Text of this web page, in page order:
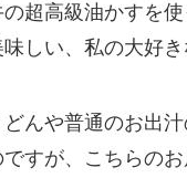
の超高級油かすを
しい、私の大好き
んや普通のお出
すが、こちらの